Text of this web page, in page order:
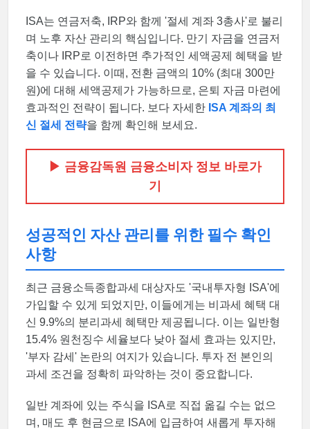
ISA는 연금저축, IRP와 함께 '절세 계좌 3총사'로 불리
며 노후 자산 관리의 핵심입니다. 만기 자금을 연금저
축이나 IRP로 이전하면 추가적인 세액공제 혜택을 받
을 수 있습니다. 이때, 전환 금액의 10% (최대 300만
원)에 대해 세액공제가 가능하므로, 은퇴 자금 마련에
효과적인 전략이 됩니다. 보다 자세한 ISA 계좌의 최
신 절세 전략을 함께 확인해 보세요.
▶ 금융감독원 금융소비자 정보 바로가
기
성공적인 자산 관리를 위한 필수 확인
사항
최근 금융소득종합과세 대상자도 '국내투자형 ISA'에
가입할 수 있게 되었지만, 이들에게는 비과세 혜택 대
신 9.9%의 분리과세 혜택만 제공됩니다. 이는 일반형
15.4% 원천징수 세율보다 낮아 절세 효과는 있지만,
'부자 감세' 논란의 여지가 있습니다. 투자 전 본인의
과세 조건을 정확히 파악하는 것이 중요합니다.
일반 계좌에 있는 주식을 ISA로 직접 옮길 수는 없으
며, 매도 후 현금으로 ISA에 입금하여 새롭게 투자해